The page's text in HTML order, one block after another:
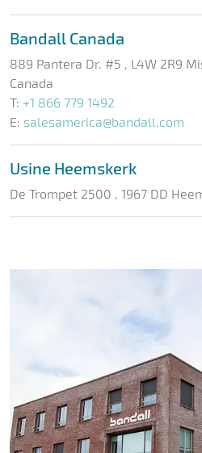
Bandall Canada
889 Pantera Dr. #5 , L4W 2R9
Canada
T: +1 866 779 1492
E: salesamerica@bandall.com
Usine Heemskerk
De Trompet 2500 , 1967 DD